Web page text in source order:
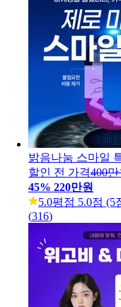
밝음나눔 스마일
할인 전 가격400
45% 220만원
5.0평점 5.0점 (5
(316)